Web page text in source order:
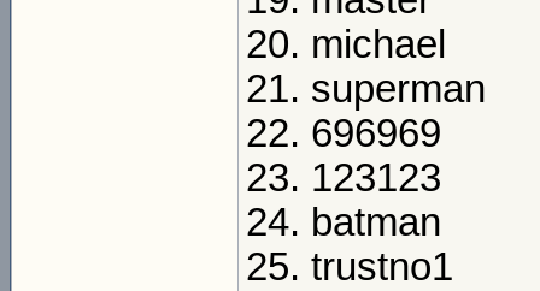
20. michael
21. superman
22. 696969
23. 123123
24. batman
25. trustno1